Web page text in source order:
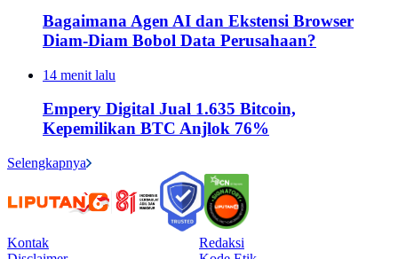
Bagaimana Agen AI dan Ekstensi Browser
Diam-Diam Bobol Data Perusahaan?
14 menit lalu
Empery Digital Jual 1.635 Bitcoin,
Kepemilikan BTC Anjlok 76%
Selengkapnya
Kontak
Redaksi